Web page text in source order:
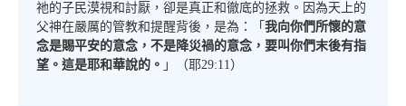
祂的子民漠視和討厭，卻是真正和徹底的拯救。因為天上的
父神在嚴厲的管教和提醒背後，是為：「 我向你們所懷的意
念是賜平安的意念，不是降災禍的意念，要叫你們末後有指
望。這是耶和華說的。 」（耶29:11）